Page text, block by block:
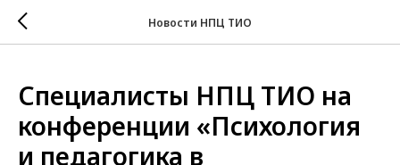
Новости НПЦ ТИО
Специалисты НПЦ ТИО на
конференции «Психология
и педагогика в